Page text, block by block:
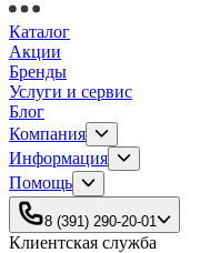
Каталог
Акции
Бренды
Услуги и сервис
Блог
Компания
Информация
Помощь
8 (391) 290-20-01
Клиентская служба